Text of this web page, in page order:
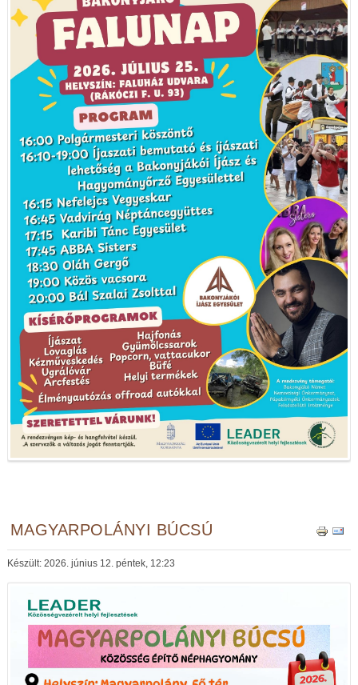
MAGYARPOLÁNYI BÚCSÚ
Készült: 2026. június 12. péntek, 12:23